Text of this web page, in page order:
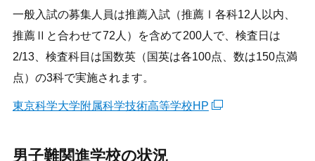
一般入試の募集人員は推薦入試（推薦Ⅰ各科12人以内、
推薦Ⅱと合わせて72人）を含めて200人で、検査日は
2/13、検査科目は国数英（国英は各100点、数は150点満
点）の3科で実施されます。
東京科学大学附属科学技術高等学校HP
男子難関進学校の状況